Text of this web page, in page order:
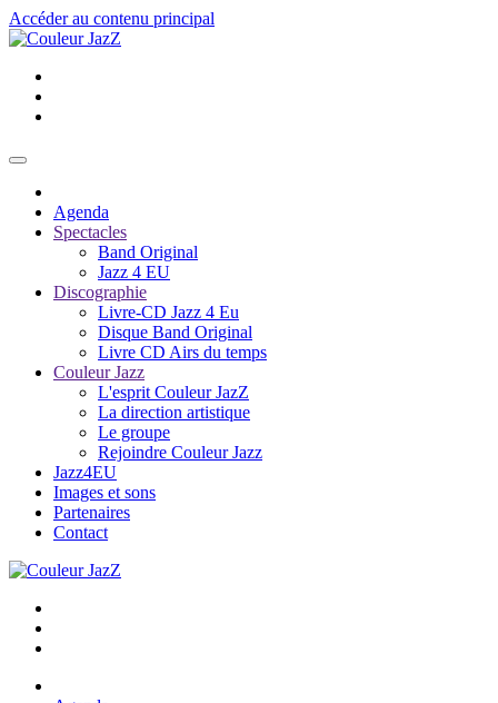
Accéder au contenu principal
Agenda
Spectacles
Band Original
Jazz 4 EU
Discographie
Livre-CD Jazz 4 Eu
Disque Band Original
Livre CD Airs du temps
Couleur Jazz
L'esprit Couleur JazZ
La direction artistique
Le groupe
Rejoindre Couleur Jazz
Jazz4EU
Images et sons
Partenaires
Contact